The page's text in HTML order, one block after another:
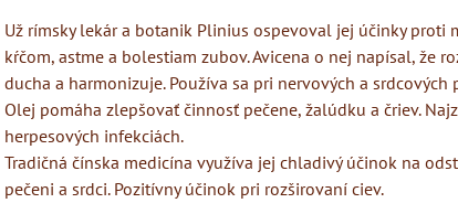
Už rímsky lekár a botanik Plinius ospevoval jej účinky proti
kŕčom, astme a bolestiam zubov. Avicena o nej napísal, že
ducha a harmonizuje. Používa sa pri nervových a srdcových
Olej pomáha zlepšovať činnosť pečene, žalúdku a čriev.
herpesových infekciách.
Tradičná čínska medicína využíva jej chladivý účinok na
pečeni a srdci. Pozitívny účinok pri rozširovaní ciev.